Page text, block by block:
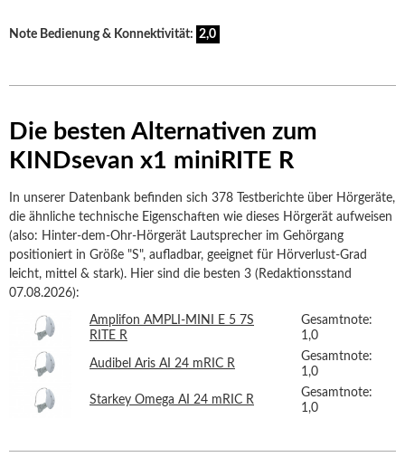
Note Bedienung & Konnektivität: 2,0
Die besten Alternativen zum
KINDsevan x1 miniRITE R
In unserer Datenbank befinden sich 378 Testberichte über Hörgeräte,
die ähnliche technische Eigenschaften wie dieses Hörgerät aufweisen
(also: Hinter-dem-Ohr-Hörgerät Lautsprecher im Gehörgang
positioniert in Größe "S", aufladbar, geeignet für Hörverlust-Grad
leicht, mittel & stark). Hier sind die besten 3 (Redaktionsstand
07.08.2026):
Amplifon AMPLI-MINI E 5 7S
RITE R
Gesamtnote:
1,0
Audibel Aris AI 24 mRIC R
Gesamtnote:
1,0
Starkey Omega AI 24 mRIC R
Gesamtnote:
1,0